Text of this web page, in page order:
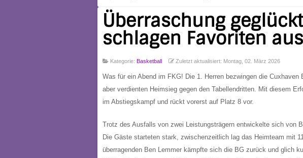
Überraschung
schlagen Favoriten
Kategorie: Basketball Zuletzt aktualisiert: Montag, 02. März 2026
Was für ein Abend im FKG! Die 1. Herren bezwingen die
aber verdienten Heimsieg gegen den Tabellendritten. Mit diesem
im Abstiegskampf und rückt vorerst auf Platz 8 vor.
Trotz des Ausfalls von zwei Leistungsträgern entwickelte sich von
Die Gäste starteten stark, zwischenzeitlich lag das Heimteam mit
überragenden Ben Lemmer kämpfte sich die BG zurück und glich